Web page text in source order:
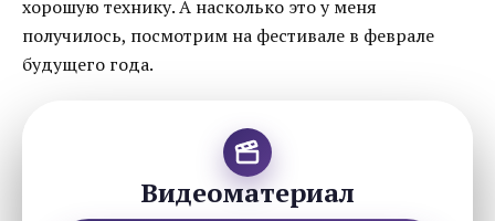
хорошую технику. А насколько это у меня
получилось, посмотрим на фестивале в феврале
будущего года.
Видеоматериал